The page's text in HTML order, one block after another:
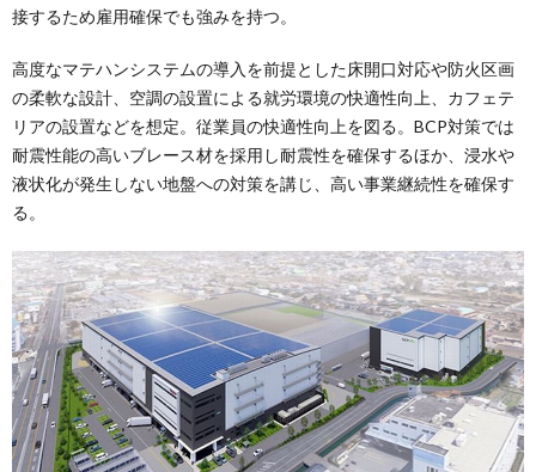
接するため雇用確保でも強みを持つ。
高度なマテハンシステムの導入を前提とした床開口対応や防火区画
の柔軟な設計、空調の設置による就労環境の快適性向上、カフェテ
リアの設置などを想定。従業員の快適性向上を図る。BCP対策では
耐震性能の高いブレース材を採用し耐震性を確保するほか、浸水や
液状化が発生しない地盤への対策を講じ、高い事業継続性を確保す
る。